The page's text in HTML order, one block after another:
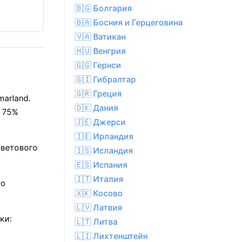
🇧🇬 Болгария
🇧🇦 Босния и Герцеговина
🇻🇦 Ватикан
🇭🇺 Венгрия
🇬🇬 Гернси
🇬🇮 Гибралтар
🇬🇷 Греция
🇩🇰 Дания
🇯🇪 Джерси
🇮🇪 Ирландия
🇮🇸 Исландия
🇪🇸 Испания
🇮🇹 Италия
🇽🇰 Косово
🇱🇻 Латвия
🇱🇹 Литва
🇱🇮 Лихтенштейн